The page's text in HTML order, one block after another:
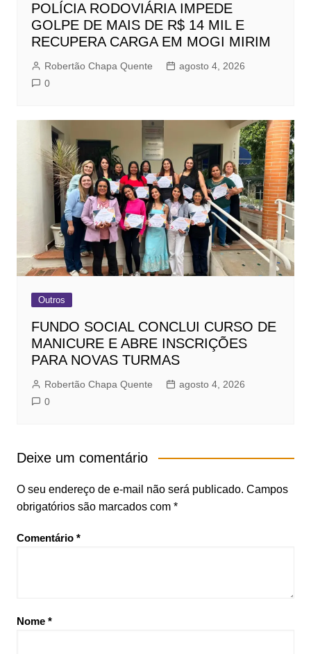
POLÍCIA RODOVIÁRIA IMPEDE
GOLPE DE MAIS DE R$ 14 MIL E
RECUPERA CARGA EM MOGI MIRIM
Robertão Chapa Quente
agosto 4, 2026
0
Outros
FUNDO SOCIAL CONCLUI CURSO DE
MANICURE E ABRE INSCRIÇÕES
PARA NOVAS TURMAS
Robertão Chapa Quente
agosto 4, 2026
0
Deixe um comentário
O seu endereço de e-mail não será publicado. Campos
obrigatórios são marcados com *
Comentário *
Nome *